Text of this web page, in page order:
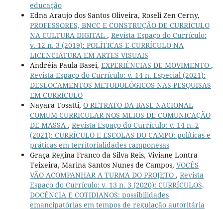
educação
Edna Araujo dos Santos Oliveira, Roseli Zen Cerny,
PROFESSORES, BNCC E CONSTRUÇÃO DE CURRÍCULO
NA CULTURA DIGITAL , Revista Espaço do Currículo:
v. 12 n. 3 (2019): POLÍTICAS E CURRÍCULO NA
LICENCIATURA EM ARTES VISUAIS
Andréia Paula Basei, EXPERIÊNCIAS DE MOVIMENTO ,
Revista Espaço do Currículo: v. 14 n. Especial (2021):
DESLOCAMENTOS METODOLÓGICOS NAS PESQUISAS
EM CURRÍCULO
Nayara Tosatti, O RETRATO DA BASE NACIONAL
COMUM CURRICULAR NOS MEIOS DE COMUNICAÇÃO
DE MASSA , Revista Espaço do Currículo: v. 14 n. 2
(2021): CURRÍCULO E ESCOLAS DO CAMPO: políticas e
práticas em territorialidades camponesas
Graça Regina Franco da Silva Reis, Viviane Lontra
Teixeira, Marina Santos Nunes de Campos, VOCÊS
VÃO ACOMPANHAR A TURMA DO PROJETO , Revista
Espaço do Currículo: v. 13 n. 3 (2020): CURRÍCULOS,
DOCÊNCIA E COTIDIANOS: possibilidades
emancipatórias em tempos de regulação autoritária